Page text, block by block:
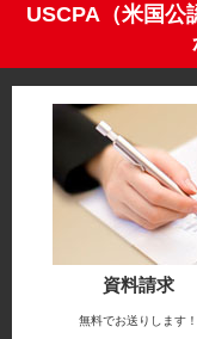
USCPA（米国公
資料請求
無料でお送りします！